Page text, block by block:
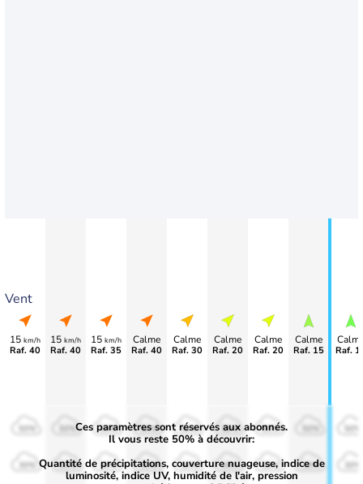
Vent
15 km/h
Raf. 40
15 km/h
Raf. 40
15 km/h
Raf. 35
Calme
Raf. 40
Calme
Raf. 30
Calme
Raf. 20
Calme
Raf. 20
Calme
Raf. 15 Raf.
50%
30%
50%
30%
50%
30%
50%
30%
50%
30%
50%
30%
50%
30% 30% 30%
Ces paramètres sont réservés aux abonnés.
Il vous reste 50% à découvrir:
Quantité de précipitations, couverture nuageuse, indice de
luminosité, indice UV, humidité de l'air, pression